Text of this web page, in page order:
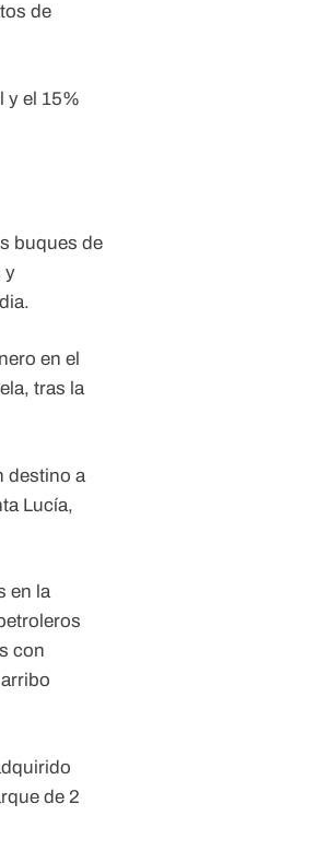
de
y el 15%
buques de
y
en el
tras la
destino a
Lucía,
en la
con
de 2